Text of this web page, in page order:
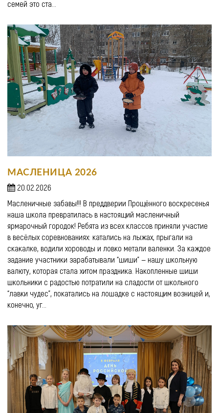
семей это ста...
МАСЛЕНИЦА 2026
20.02.2026
Масленичные забавы!!! В преддверии Прощённого воскресенья
наша школа превратилась в настоящий масленичный
ярмарочный городок! Ребята из всех классов приняли участие
в весёлых соревнованиях: катались на лыжах, прыгали на
скакалке, водили хороводы и ловко метали валенки. За каждое
задание участники зарабатывали “шиши” — нашу школьную
валюту, которая стала хитом праздника. Накопленные шиши
школьники с радостью потратили на сладости от школьного
“лавки чудес”, покатались на лошадке с настоящим возницей и,
конечно, уг...